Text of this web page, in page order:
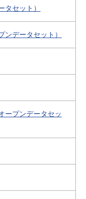
タセット）
データセット）
ープンデータセッ